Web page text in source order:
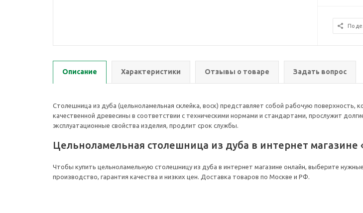
Описание Характеристики Отзывы о товаре Задать вопрос
Столешница из дуба (цельноламельная склейка, воск) представляет собой рабочую поверхность,
качественной древесины в соответствии с техническими нормами и стандартами, прослужит
эксплуатационные свойства изделия, продлит срок службы.
Цельноламельная столешница из дуба в интернет магазине
Чтобы купить цельноламельную столешницу из дуба в интернет магазине онлайн, выберите
производство, гарантия качества и низких цен. Доставка товаров по Москве и РФ.